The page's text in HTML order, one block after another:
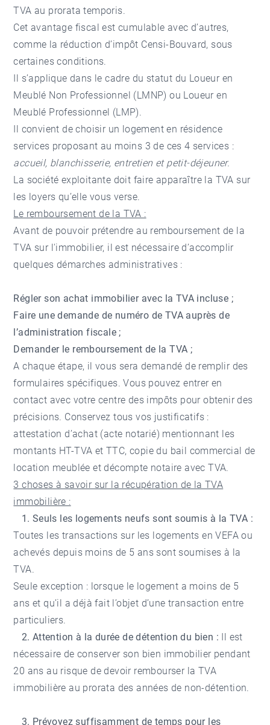
TVA au prorata temporis.
Cet avantage fiscal est cumulable avec d’autres,
comme la réduction d’impôt Censi-Bouvard, sous
certaines conditions.
Il s’applique dans le cadre du statut du Loueur en
Meublé Non Professionnel (LMNP) ou Loueur en
Meublé Professionnel (LMP).
Il convient de choisir un logement en résidence
services proposant au moins 3 de ces 4 services :
accueil, blanchisserie, entretien et petit-déjeuner.
La société exploitante doit faire apparaître la TVA sur
les loyers qu’elle vous verse.
Le remboursement de la TVA :
Avant de pouvoir prétendre au remboursement de la
TVA sur l'immobilier, il est nécessaire d’accomplir
quelques démarches administratives :
Régler son achat immobilier avec la TVA incluse ;
Faire une demande de numéro de TVA auprès de
l’administration fiscale ;
Demander le remboursement de la TVA ;
A chaque étape, il vous sera demandé de remplir des
formulaires spécifiques. Vous pouvez entrer en
contact avec votre centre des impôts pour obtenir des
précisions. Conservez tous vos justificatifs :
attestation d’achat (acte notarié) mentionnant les
montants HT-TVA et TTC, copie du bail commercial de
location meublée et décompte notaire avec TVA.
3 choses à savoir sur la récupération de la TVA
immobilière :
1. Seuls les logements neufs sont soumis à la TVA :
Toutes les transactions sur les logements en VEFA ou
achevés depuis moins de 5 ans sont soumises à la
TVA.
Seule exception : lorsque le logement a moins de 5
ans et qu’il a déjà fait l’objet d’une transaction entre
particuliers.
2. Attention à la durée de détention du bien : Il est
nécessaire de conserver son bien immobilier pendant
20 ans au risque de devoir rembourser la TVA
immobilière au prorata des années de non-détention.
3. Prévoyez suffisamment de temps pour les